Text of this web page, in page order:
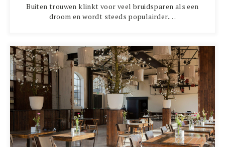
Buiten trouwen klinkt voor veel bruidsparen als een
droom en wordt steeds populairder.…